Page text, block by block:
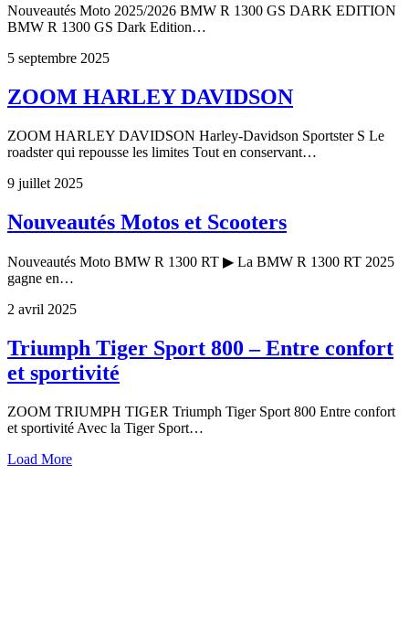
Nouveautés Moto 2025/2026 BMW R 1300 GS DARK EDITION
BMW R 1300 GS Dark Edition…
5 septembre 2025
ZOOM HARLEY DAVIDSON
ZOOM HARLEY DAVIDSON Harley-Davidson Sportster S Le
roadster qui repousse les limites Tout en conservant…
9 juillet 2025
Nouveautés Motos et Scooters
Nouveautés Moto BMW R 1300 RT ▶ La BMW R 1300 RT 2025
gagne en…
2 avril 2025
Triumph Tiger Sport 800 – Entre confort
et sportivité
ZOOM TRIUMPH TIGER Triumph Tiger Sport 800 Entre confort
et sportivité Avec la Tiger Sport…
Load More